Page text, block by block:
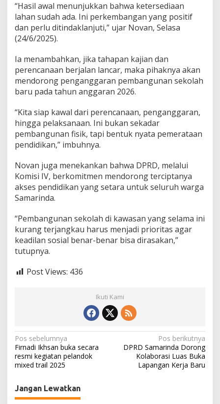
r
u
d
m
a
r
i
a
S
e
a
n
g
“Hasil awal menunjukkan bahwa ketersediaan
lahan sudah ada. Ini perkembangan yang positif
dan perlu ditindaklanjuti,” ujar Novan, Selasa
(24/6/2025).
Ia menambahkan, jika tahapan kajian dan
perencanaan berjalan lancar, maka pihaknya akan
mendorong penganggaran pembangunan sekolah
baru pada tahun anggaran 2026.
“Kita siap kawal dari perencanaan, penganggaran,
hingga pelaksanaan. Ini bukan sekadar
pembangunan fisik, tapi bentuk nyata pemerataan
pendidikan,” imbuhnya.
Novan juga menekankan bahwa DPRD, melalui
Komisi IV, berkomitmen mendorong terciptanya
akses pendidikan yang setara untuk seluruh warga
Samarinda.
“Pembangunan sekolah di kawasan yang selama ini
kurang terjangkau harus menjadi prioritas agar
keadilan sosial benar-benar bisa dirasakan,”
tutupnya.
Post Views: 436
Ikuti Kami
N
a
v
i
g
Pos sebelumnya
Firnadi Ikhsan buka secara
resmi kegiatan pelandok
mixed trail 2025
Pos berikutnya
DPRD Samarinda Dorong
Kolaborasi Luas Buka
Lapangan Kerja Baru
Jangan Lewatkan